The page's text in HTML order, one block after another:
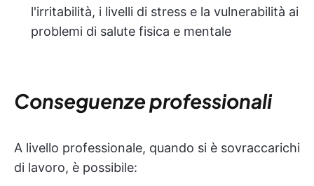
l'irritabilità, i livelli di stress e la vulnerabilità ai
problemi di salute fisica e mentale
Conseguenze professionali
A livello professionale, quando si è sovraccarichi
di lavoro, è possibile: